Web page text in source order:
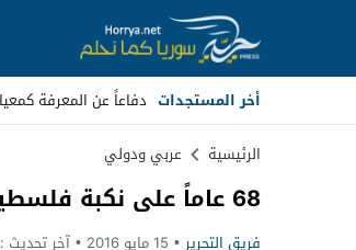
أخر المستجدات _
Stop
Previous
الرئيسية عربي ودولي
68 عاماً على نكبة فلسطين… التهجير والتهويد والاستيطان مستمر
فريق التحرير 15 مايو 2016 آخر تحديث :